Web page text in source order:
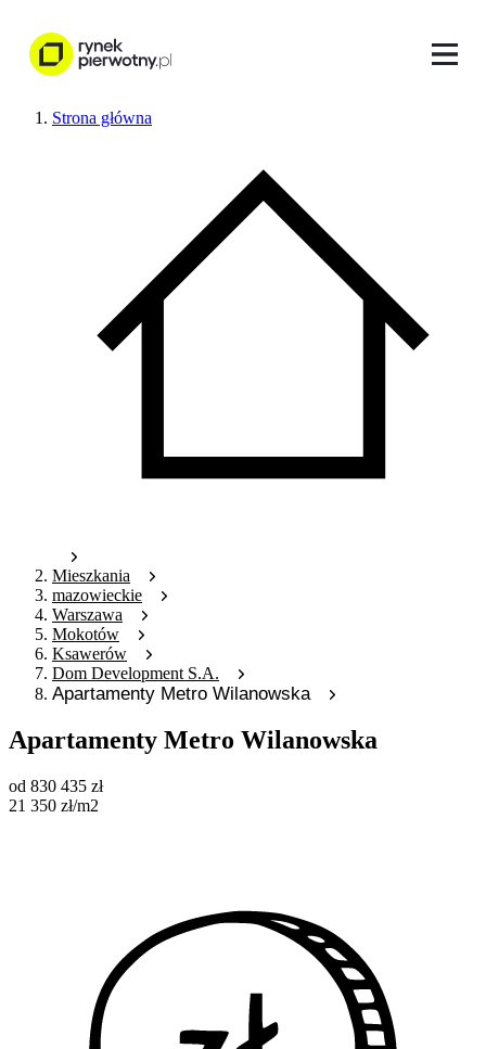
Strona główna
Mieszkania
mazowieckie
Warszawa
Mokotów
Ksawerów
Dom Development S.A.
Apartamenty Metro Wilanowska
Apartamenty Metro Wilanowska
od 830 435 zł
21 350 zł/m2